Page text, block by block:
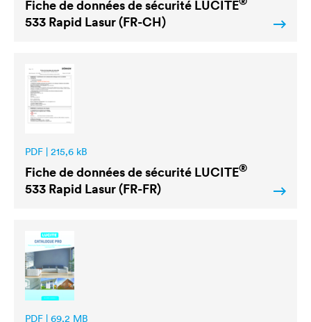
Fiche de données de sécurité LUCITE
533 Rapid Lasur (FR-CH)
PDF | 215,6 kB
Fiche de données de sécurité LUCITE®
533 Rapid Lasur (FR-FR)
PDF | 69,2 MB